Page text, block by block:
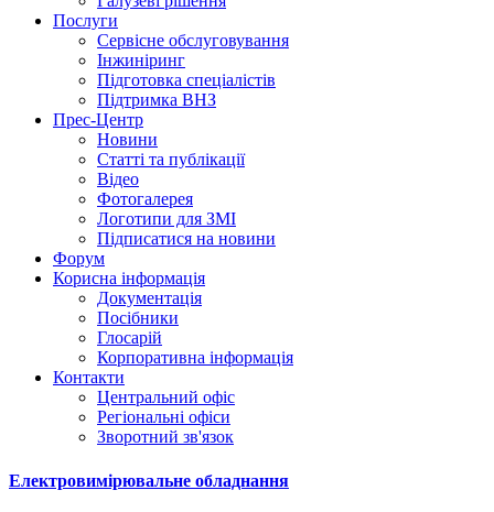
Послуги
Сервісне обслуговування
Інжиніринг
Підготовка спеціалістів
Підтримка ВНЗ
Прес-Центр
Новини
Статті та публікації
Відео
Фотогалерея
Логотипи для ЗМІ
Підписатися на новини
Форум
Корисна інформація
Документація
Посібники
Глосарій
Корпоративна інформація
Контакти
Центральний офіс
Регіональні офіси
Зворотний зв'язок
Електровимірювальне обладнання